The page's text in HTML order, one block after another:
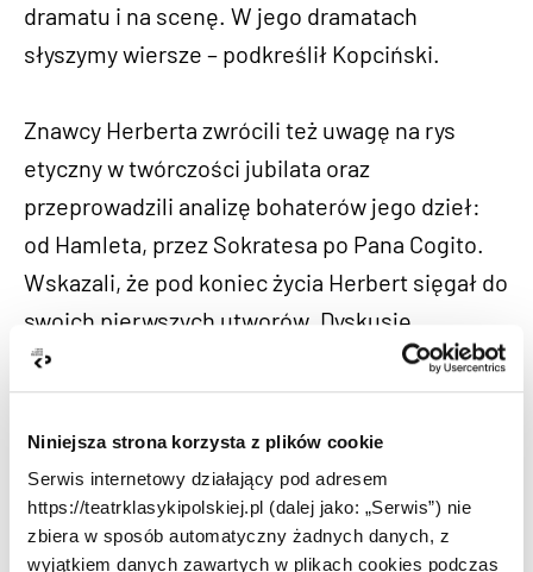
Niniejsza strona korzysta z plików cookie
Serwis internetowy działający pod adresem
https://teatrklasykipolskiej.pl (dalej jako: „Serwis”) nie
zbiera w sposób automatyczny żadnych danych, z
wyjątkiem danych zawartych w plikach cookies podczas
dramatu i na scenę. W jego dramatach
słyszymy wiersze – podkreślił Kopciński.
Znawcy Herberta zwrócili też uwagę na rys
etyczny w twórczości jubilata oraz
przeprowadzili analizę bohaterów jego dzieł:
od Hamleta, przez Sokratesa po Pana Cogito.
Wskazali, że pod koniec życia Herbert sięgał do
swoich pierwszych utworów. Dyskusję
zakończono cytatem z listu Herberta do
Jerzego Zawieyskiego z 1950 r.: „Szukam teraz
jakiejś własnej, urojonej formuły klasyczności,
poezji, która miałaby jakieś szanse przetrwania
[…]. Chciałbym doszukać się słowa mocnego,
którym można odbudować szczery patos. Jest